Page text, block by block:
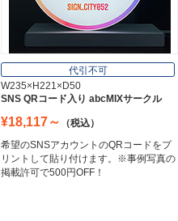
Nameplate
代引不可
W235×H221×D50
SNS QRコード入り abcMIXサークル
¥18,117～
（税込）
希望のSNSアカウントのQRコードをプ
リントして貼り付けます。※事例写真の
掲載許可で500円OFF！